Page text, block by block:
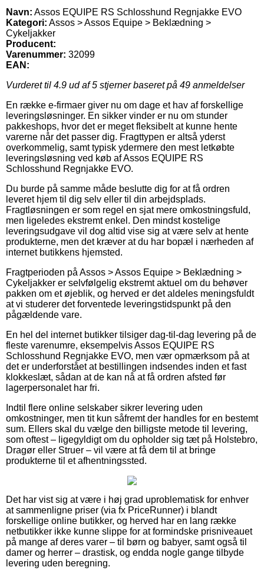
Navn: Assos EQUIPE RS Schlosshund Regnjakke EVO
Kategori: Assos > Assos Equipe > Beklædning >
Cykeljakker
Producent:
Varenummer: 32099
EAN:
Vurderet til 4.9 ud af 5 stjerner baseret på 49 anmeldelser
En række e-firmaer giver nu om dage et hav af forskellige
leveringsløsninger. En sikker vinder er nu om stunder
pakkeshops, hvor det er meget fleksibelt at kunne hente
varerne når det passer dig. Fragttypen er altså yderst
overkommelig, samt typisk ydermere den mest letkøbte
leveringsløsning ved køb af Assos EQUIPE RS
Schlosshund Regnjakke EVO.
Du burde på samme måde beslutte dig for at få ordren
leveret hjem til dig selv eller til din arbejdsplads.
Fragtløsningen er som regel en sjat mere omkostningsfuld,
men ligeledes ekstremt enkel. Den mindst kostelige
leveringsudgave vil dog altid vise sig at være selv at hente
produkterne, men det kræver at du har bopæl i nærheden af
internet butikkens hjemsted.
Fragtperioden på Assos > Assos Equipe > Beklædning >
Cykeljakker er selvfølgelig ekstremt aktuel om du behøver
pakken om et øjeblik, og herved er det aldeles meningsfuldt
at vi studerer det forventede leveringstidspunkt på den
pågældende vare.
En hel del internet butikker tilsiger dag-til-dag levering på de
fleste varenumre, eksempelvis Assos EQUIPE RS
Schlosshund Regnjakke EVO, men vær opmærksom på at
det er underforstået at bestillingen indsendes inden et fast
klokkeslæt, sådan at de kan nå at få ordren afsted før
lagerpersonalet har fri.
Indtil flere online selskaber sikrer levering uden
omkostninger, men tit kun såfremt der handles for en bestemt
sum. Ellers skal du vælge den billigste metode til levering,
som oftest – ligegyldigt om du opholder sig tæt på Holstebro,
Dragør eller Struer – vil være at få dem til at bringe
produkterne til et afhentningssted.
Det har vist sig at være i høj grad uproblematisk for enhver
at sammenligne priser (via fx PriceRunner) i blandt
forskellige online butikker, og herved har en lang række
netbutikker ikke kunne slippe for at formindske prisniveauet
på mange af deres varer – til børn og babyer, samt også til
damer og herrer – drastisk, og endda nogle gange tilbyde
levering uden beregning.